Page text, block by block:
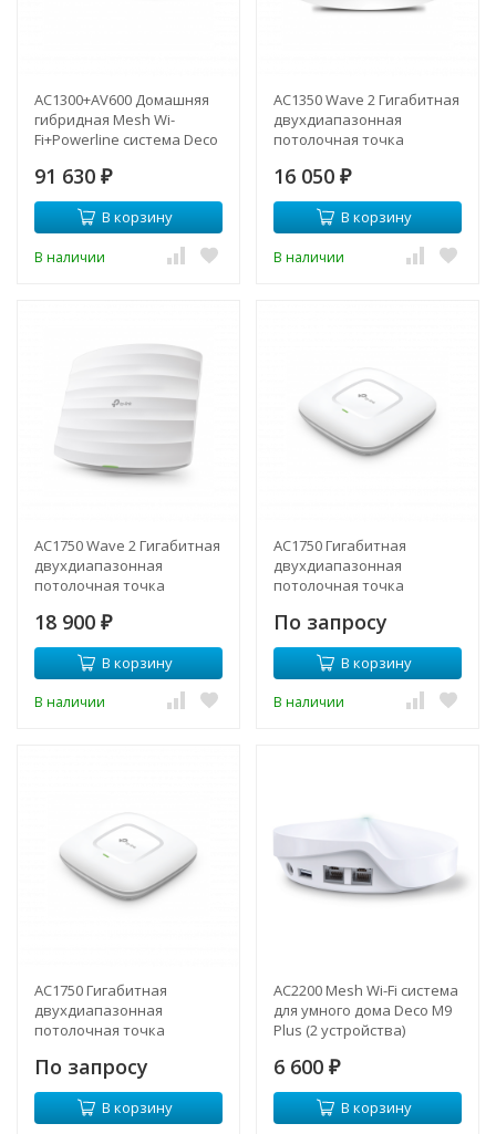
AC1300+AV600 Домашняя
гибридная Mesh Wi-
Fi+Powerline система Deco
91 630 ₽
В корзину
В наличии
AC1350 Wave 2 Гигабитная
двухдиапазонная
потолочная точка
16 050 ₽
В корзину
В наличии
AC1750 Wave 2 Гигабитная
двухдиапазонная
потолочная точка
18 900 ₽
В корзину
В наличии
AC1750 Гигабитная
двухдиапазонная
потолочная точка
По запросу
В корзину
В наличии
AC1750 Гигабитная
двухдиапазонная
потолочная точка
По запросу
В корзину
AC2200 Mesh Wi-Fi система
для умного дома Deco M9
Plus (2 устройства)
6 600 ₽
В корзину